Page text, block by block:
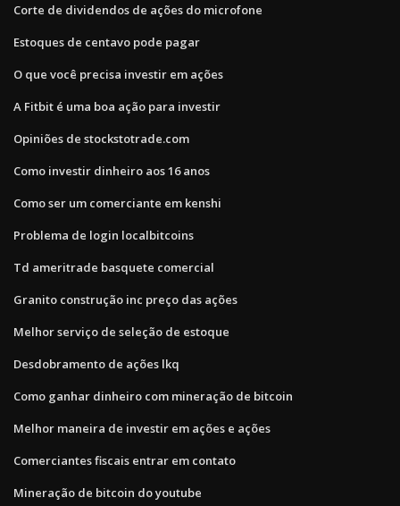
Corte de dividendos de ações do microfone
Estoques de centavo pode pagar
O que você precisa investir em ações
A Fitbit é uma boa ação para investir
Opiniões de stockstotrade.com
Como investir dinheiro aos 16 anos
Como ser um comerciante em kenshi
Problema de login localbitcoins
Td ameritrade basquete comercial
Granito construção inc preço das ações
Melhor serviço de seleção de estoque
Desdobramento de ações lkq
Como ganhar dinheiro com mineração de bitcoin
Melhor maneira de investir em ações e ações
Comerciantes fiscais entrar em contato
Mineração de bitcoin do youtube